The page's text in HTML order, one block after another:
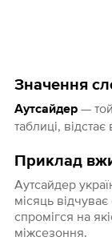
Значення
Аутсайдер—
таблиці, відстає
Приклад
Аутсайдер
місяць
спромігся на
міжсезоння.